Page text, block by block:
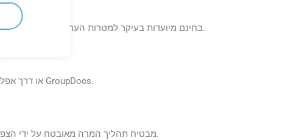
אפליקציות GroupDocs.Conversion Cloud בחינם מיועדות בעיקר למטרות הערכה ובדיקה. לשימוש מסחרי, שקול לשדרג לתוכנית מנוי בתשלום לקבלת תכונות ותמיכה מלאות.
ניתן לגשת לאפליקציות GroupDocs.Conversion Cloud בחינם ישירות מאתר GroupDocs או דרך אפליקציות האינטרנט או הנייד של GroupDocs.
GroupDocs.Conversion Cloud מבטיח תהליך המרה מאובטח על ידי הצפנת נתונים במעבר ובמצב מנוחה, ועל ידי ביצוע פרוטוקולי אבטחה סטנדרטיים בתעשייה.